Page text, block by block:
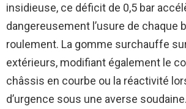
insidieuse, ce déficit de 0,5 bar
dangereusement l’usure de chaque
roulement. La gomme surchauffe
extérieurs, modifiant également le
châssis en courbe ou la réactivité
d’urgence sous une averse